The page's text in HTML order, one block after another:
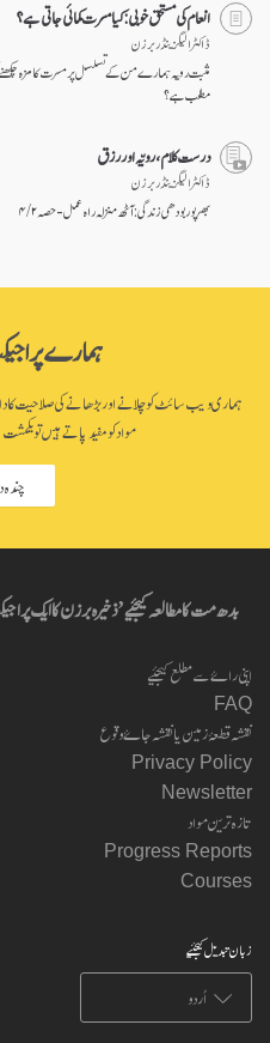
انعام کی مستحق خوبی: کیا مسرت کمائی جاتی ہے؟
ڈاکٹر الیگزینڈر برزن
مثبت رویہ ہمارے من کے تسلسل پر مسرت کا مزہ
مطلب ہے؟
درست کلام، رویّہ اور رزق
ڈاکٹر الیگزینڈر برزن
بھرپور بودھی زندگی: آٹھ منزلہ راہ عمل - حصہ ۲ / ۴
ہمارے
ہماری ویب سائٹ کو چلانے اور بڑھانے کی صلاحیت کا
مواد کو مفید پاتے ہیں تو یکمشت
چندہ
بدھ مت کا مطالعہ کیجئیے’ ذخیرہ برزن کا ایک
اپنی راۓ سے مطلع کیجئیے
FAQ
نقشہ قطعۂ زمین یا نقشہ جاۓ وقوع
Privacy Policy
Newsletter
تازہ ترین مواد
Progress Reports
Courses
زبان تبدیل کیجئیے